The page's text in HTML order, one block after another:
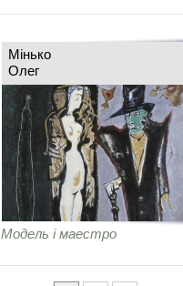
Мінько
Олег
Модель і маестро